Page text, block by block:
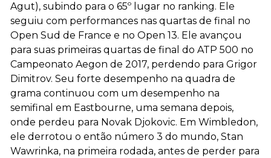
Agut), subindo para o 65º lugar no ranking. Ele
seguiu com performances nas quartas de final no
Open Sud de France e no Open 13. Ele avançou
para suas primeiras quartas de final do ATP 500 no
Campeonato Aegon de 2017, perdendo para Grigor
Dimitrov. Seu forte desempenho na quadra de
grama continuou com um desempenho na
semifinal em Eastbourne, uma semana depois,
onde perdeu para Novak Djokovic. Em Wimbledon,
ele derrotou o então número 3 do mundo, Stan
Wawrinka, na primeira rodada, antes de perder para